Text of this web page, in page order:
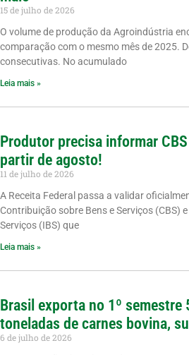
15 de julho de 2026
O volume de produção da Agroindústria
comparação com o mesmo mês de 2025.
consecutivas. No acumulado
Leia mais »
Produtor precisa informar
partir de agosto!
11 de julho de 2026
A Receita Federal passa a validar
Contribuição sobre Bens e Serviços (CBS)
Serviços (IBS) que
Leia mais »
Brasil exporta no 1º semestre
toneladas de carnes bovina,
6 de julho de 2026